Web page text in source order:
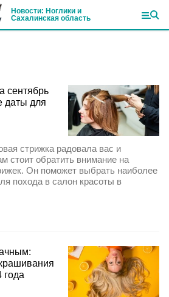
Новости: Ноглики и
Сахалинская область
сентябрь
даты для
стрижка радовала вас и
стоит обратить внимание на
Он поможет выбрать наиболее
похода в салон красоты в
года